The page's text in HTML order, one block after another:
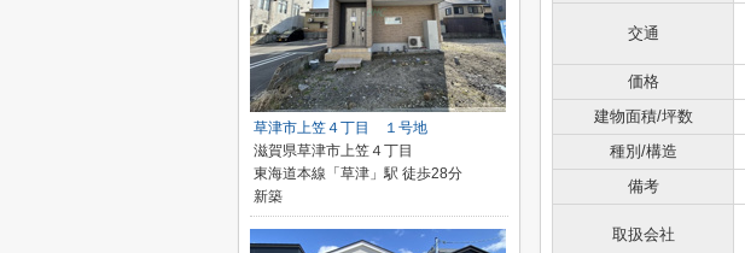
交通
価格
建物面積/坪数
種別/構造
備考
取扱会社
草津市上笠４丁目 １号地
滋賀県草津市上笠４丁目
東海道本線「草津」駅 徒歩28分
新築